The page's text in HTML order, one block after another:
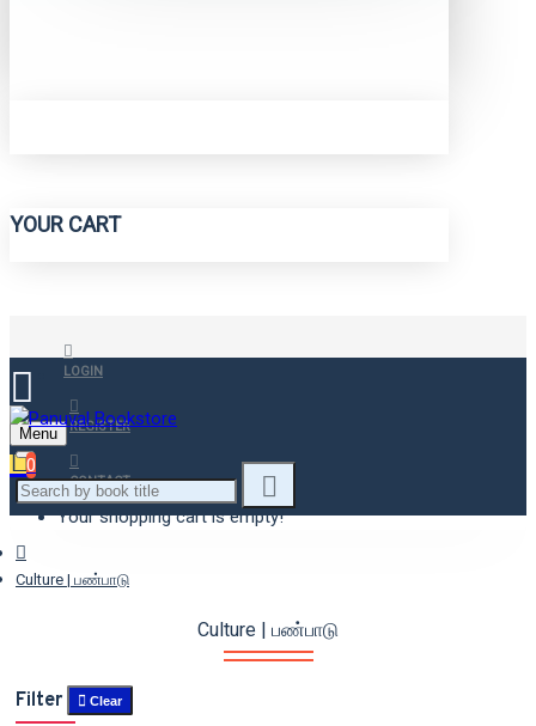
YOUR CART
LOGIN
REGISTER
CONTACT
Menu
0
Your shopping cart is empty!
Culture | பண்பாடு
Culture | பண்பாடு
Filter Clear